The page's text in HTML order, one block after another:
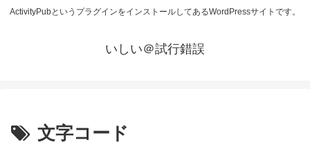
ActivityPubというプラグインをインストールしてあるWordPressサイトです。
いしい＠試行錯誤
文字コード